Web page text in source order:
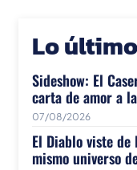
Lo último
Sideshow: El
carta de amor a
07/08/2026
El Diablo viste de
mismo universo